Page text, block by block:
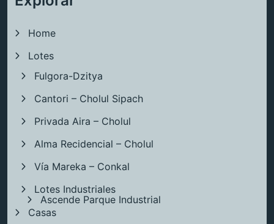
Home
Lotes
Fulgora-Dzitya
Cantori – Cholul Sipach
Privada Aira – Cholul
Alma Recidencial – Cholul
Vía Mareka – Conkal
Lotes Industriales
Ascende Parque Industrial
Casas